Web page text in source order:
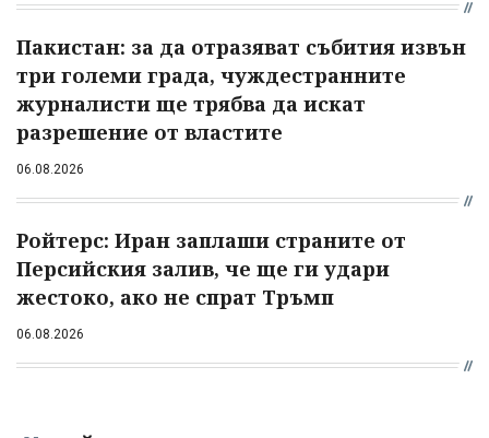
Пакистан: за да отразяват събития извън
три големи града, чуждестранните
журналисти ще трябва да искат
разрешение от властите
06.08.2026
Ройтерс: Иран заплаши страните от
Персийския залив, че ще ги удари
жестоко, ако не спрат Тръмп
06.08.2026